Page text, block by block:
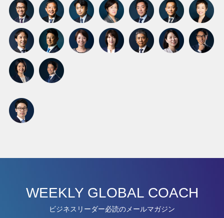
WEEKLY GLOBAL COACH
ビジネスリーダー必読のメールマガジン